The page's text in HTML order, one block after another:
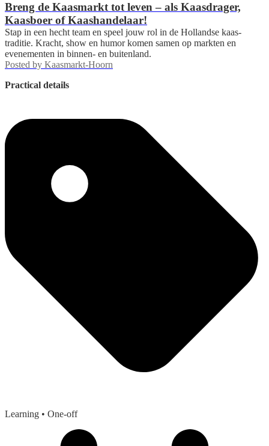
Breng de Kaasmarkt tot leven – als Kaasdrager,
Kaasboer of Kaashandelaar!
Stap in een hecht team en speel jouw rol in de Hollandse kaas­
traditie. Kracht, show en humor komen samen op markten en
evenementen in binnen- en buitenland.
Posted by Kaasmarkt-Hoorn
Practical details
Learning • One-off